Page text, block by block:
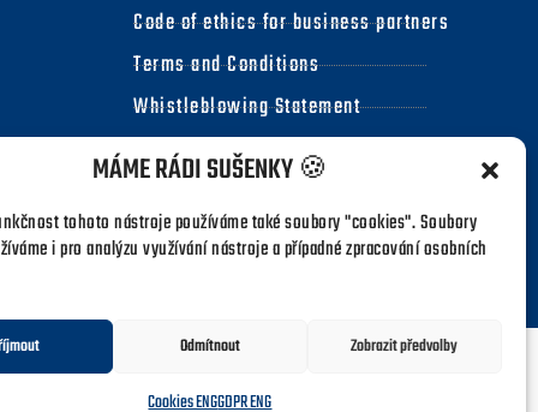
MÁME RÁDI SUŠENKY 🍪
tohoto nástroje používáme také soubory "cookies". Soubory
i pro analýzu využívání nástroje a případné zpracování osobních
Odmítnout Zobrazit předvolby
Cookies ENGGDPR ENG
Code of ethics for business partners
Terms and Conditions
Whistleblowing Statement
Press & Advertising